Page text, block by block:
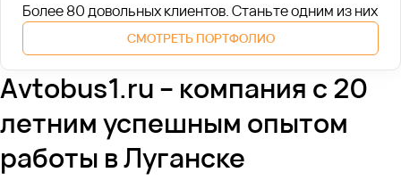
Более 80 довольных клиентов. Cтаньте одним из них
СМОТРЕТЬ ПОРТФОЛИО
Avtobus1.ru – компания с 20
летним успешным опытом
работы в Луганске